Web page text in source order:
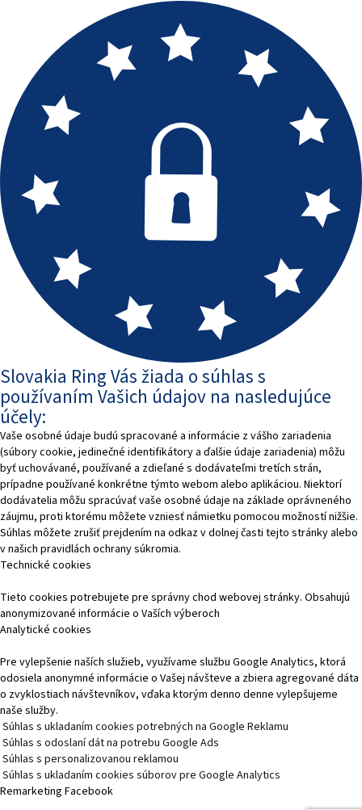
Slovakia Ring Vás žiada o súhlas s
používaním Vašich údajov na nasledujúce
účely:
Vaše osobné údaje budú spracované a informácie z vášho zariadenia
(súbory cookie, jedinečné identifikátory a ďalšie údaje zariadenia) môžu
byť uchovávané, používané a zdieľané s dodávateľmi tretích strán,
prípadne používané konkrétne týmto webom alebo aplikáciou. Niektorí
dodávatelia môžu spracúvať vaše osobné údaje na základe oprávneného
záujmu, proti ktorému môžete vzniesť námietku pomocou možností nižšie.
Súhlas môžete zrušiť prejdením na odkaz v dolnej časti tejto stránky alebo
v našich pravidlách ochrany súkromia.
Technické cookies
Tieto cookies potrebujete pre správny chod webovej stránky. Obsahujú
anonymizované informácie o Vaších výberoch
Analytické cookies
Pre vylepšenie naších služieb, využívame službu Google Analytics, ktorá
odosiela anonymné informácie o Vašej návšteve a zbiera agregované dáta
o zvyklostiach návštevníkov, vďaka ktorým denno denne vylepšujeme
naše služby.
Súhlas s ukladaním cookies potrebných na Google Reklamu
Súhlas s odoslaní dát na potrebu Google Ads
Súhlas s personalizovanou reklamou
Súhlas s ukladaním cookies súborov pre Google Analytics
Remarketing Facebook